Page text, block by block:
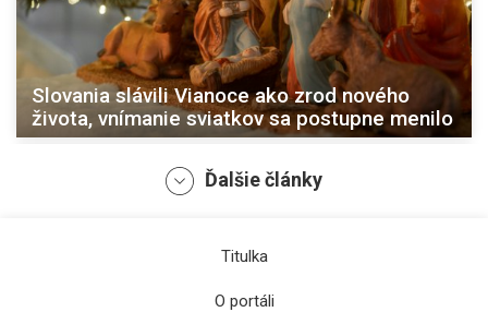
Slovania slávili Vianoce ako zrod nového
života, vnímanie sviatkov sa postupne menilo
Ďalšie články
Titulka
O portáli